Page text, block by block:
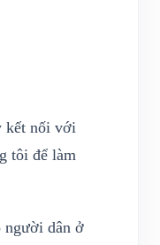
kết nối với
tôi để làm
người dân ở